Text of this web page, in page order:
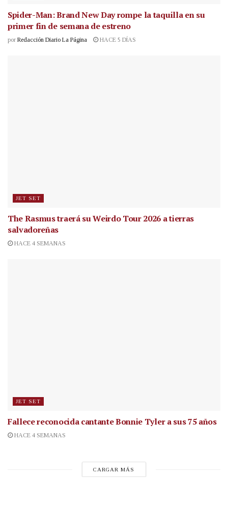
Spider-Man: Brand New Day rompe la taquilla en su
primer fin de semana de estreno
por Redacción Diario La Página HACE 5 DÍAS
JET SET
The Rasmus traerá su Weirdo Tour 2026 a tierras
salvadoreñas
HACE 4 SEMANAS
JET SET
Fallece reconocida cantanteBonnie Tyler a sus 75 años
HACE 4 SEMANAS
CARGAR MÁS